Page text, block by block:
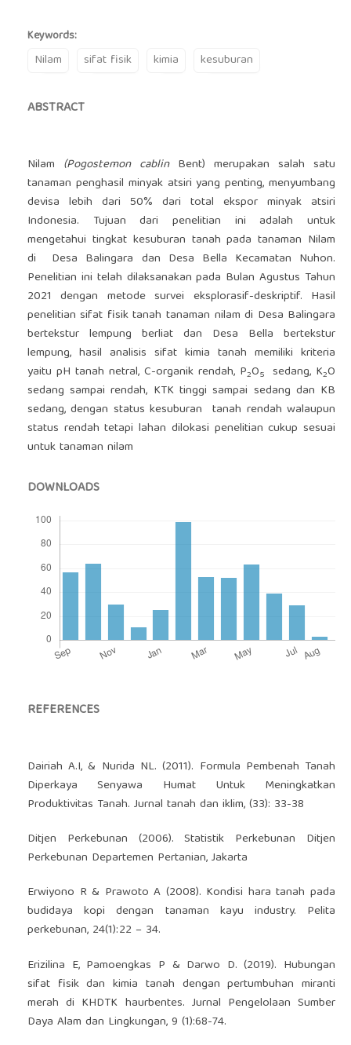
Keywords:
Nilam sifat fisik kimia kesuburan
ABSTRACT
Nilam (Pogostemon cablin Bent) merupakan salah satu
tanaman penghasil minyak atsiri yang penting, menyumbang
devisa lebih dari 50% dari total ekspor minyak atsiri
Indonesia. Tujuan dari penelitian ini adalah untuk
mengetahui tingkat kesuburan tanah pada tanaman Nilam
di Desa Balingara dan Desa Bella Kecamatan Nuhon.
Penelitian ini telah dilaksanakan pada Bulan Agustus Tahun
2021 dengan metode survei eksplorasif-deskriptif. Hasil
penelitian sifat fisik tanah tanaman nilam di Desa Balingara
bertekstur lempung berliat dan Desa Bella bertekstur
lempung, hasil analisis sifat kimia tanah memiliki kriteria
yaitu pH tanah netral, C-organik rendah, P2O5 sedang, K2O
sedang sampai rendah, KTK tinggi sampai sedang dan KB
sedang, dengan status kesuburan tanah rendah walaupun
status rendah tetapi lahan dilokasi penelitian cukup sesuai
untuk tanaman nilam
DOWNLOADS
REFERENCES
Dairiah A.I, & Nurida NL. (2011). Formula Pembenah Tanah
Diperkaya Senyawa Humat Untuk Meningkatkan
Produktivitas Tanah. Jurnal tanah dan iklim, (33): 33-38
Ditjen Perkebunan (2006). Statistik Perkebunan Ditjen
Perkebunan Departemen Pertanian, Jakarta
Erwiyono R & Prawoto A (2008). Kondisi hara tanah pada
budidaya kopi dengan tanaman kayu industry. Pelita
perkebunan, 24(1):22 – 34.
Erizilina E, Pamoengkas P & Darwo D. (2019). Hubungan
sifat fisik dan kimia tanah dengan pertumbuhan miranti
merah di KHDTK haurbentes. Jurnal Pengelolaan Sumber
Daya Alam dan Lingkungan, 9 (1):68-74.